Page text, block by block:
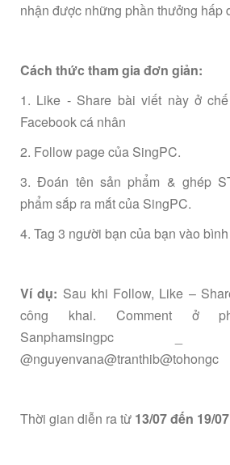
nhận được những phần thưởng hấp
Cách thức tham gia đơn giản:
1. Like - Share bài viết này ở
Facebook cá nhân
2. Follow page của SingPC.
3. Đoán tên sản phẩm & ghép
phẩm sắp ra mắt của SingPC.
4. Tag 3 người bạn của bạn vào
Ví dụ: Sau khi Follow, Like –
công khai. Comment ở
Sanphamsingpc
@nguyenvana@tranthib@tohongc
Thời gian diễn ra từ 13/07 đến 19/07